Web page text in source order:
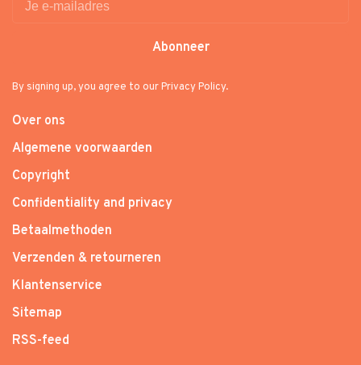
Abonneer
By signing up, you agree to our Privacy Policy.
Over ons
Algemene voorwaarden
Copyright
Confidentiality and privacy
Betaalmethoden
Verzenden & retourneren
Klantenservice
Sitemap
RSS-feed